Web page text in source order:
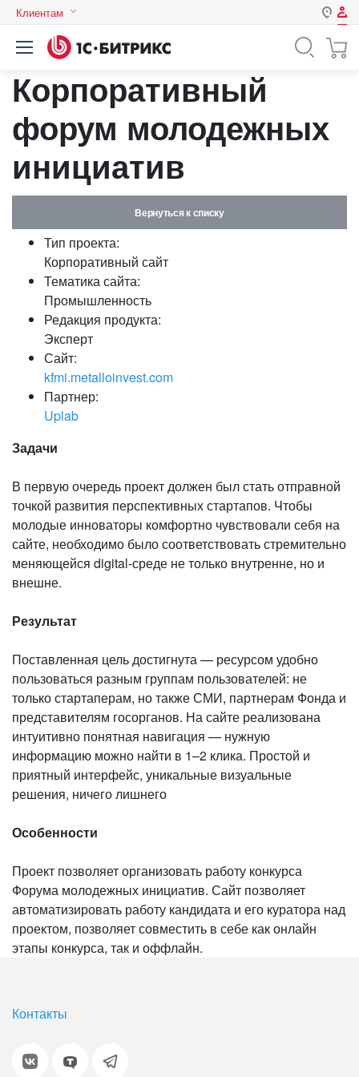
Клиентам
Казахстан
Авторизация
Зарегистрироваться
Логин
Пароль
Запомнить меня на этом
Забыли свой пароль?
Корпоративный
форум молодежных
инициатив
Вернуться к списку
Тип проекта:
Корпоративный сайт
Тематика сайта:
Промышленность
Редакция продукта:
Эксперт
Сайт:
kfmi.metalloinvest.com
Партнер:
Uplab
Задачи
В первую очередь проект должен был стать отправной
точкой развития перспективных стартапов. Чтобы
молодые инноваторы комфортно чувствовали себя на
сайте, необходимо было соответствовать стремительно
меняющейся digital-среде не только внутренне, но и
внешне.
Результат
Поставленная цель достигнута — ресурсом удобно
пользоваться разным группам пользователей: не
только стартаперам, но также СМИ, партнерам Фонда и
представителям госорганов. На сайте реализована
интуитивно понятная навигация — нужную
информацию можно найти в 1–2 клика. Простой и
приятный интерфейс, уникальные визуальные
решения, ничего лишнего
Особенности
Проект позволяет организовать работу конкурса
Форума молодежных инициатив. Сайт позволяет
автоматизировать работу кандидата и его куратора над
проектом, позволяет совместить в себе как онлайн
этапы конкурса, так и оффлайн.
Контакты